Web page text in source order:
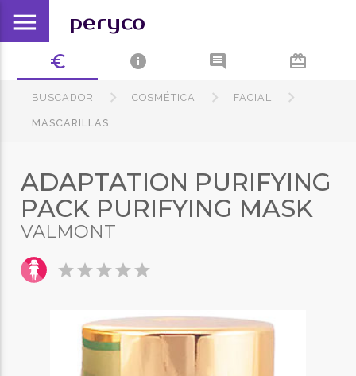
menu peryco
euro_symbol info comment card_giftcard
BUSCADOR COSMÉTICA FACIAL
MASCARILLAS
ADAPTATION PURIFYING
PACK PURIFYING MASK
VALMONT
starstarstarstarstar